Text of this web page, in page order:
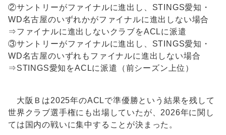
②サントリーがファイナルに進出し、STINGS愛知・
WD名古屋のいずれかがファイナルに進出しない場合
⇒ファイナルに進出しないクラブをACLに派遣
③サントリーがファイナルに進出し、STINGS愛知・
WD名古屋のいずれもファイナルに進出しない場合
⇒STINGS愛知をACLに派遣（前シーズン上位）
大阪Ｂは2025年のACLで準優勝という結果を残して
世界クラブ選手権にも出場していたが、2026年に関し
ては国内の戦いに集中することが決まった。